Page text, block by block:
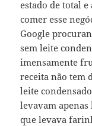
estado de total
comer esse
Google
sem leite
imensamente
receita não tem
leite
levavam apenas
que levava